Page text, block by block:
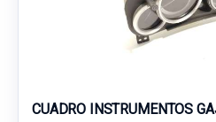
CUADRO INSTRUMENTOS